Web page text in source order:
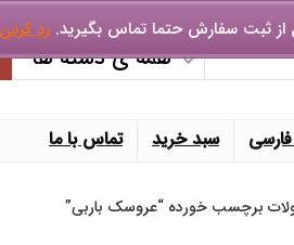
از ثبت سفارش حتما تماس بگیرید.رد کردن
همه ی دسته ها
فارسی سبد خرید تماس با ما
برچسب خورده “عروسک باربی”